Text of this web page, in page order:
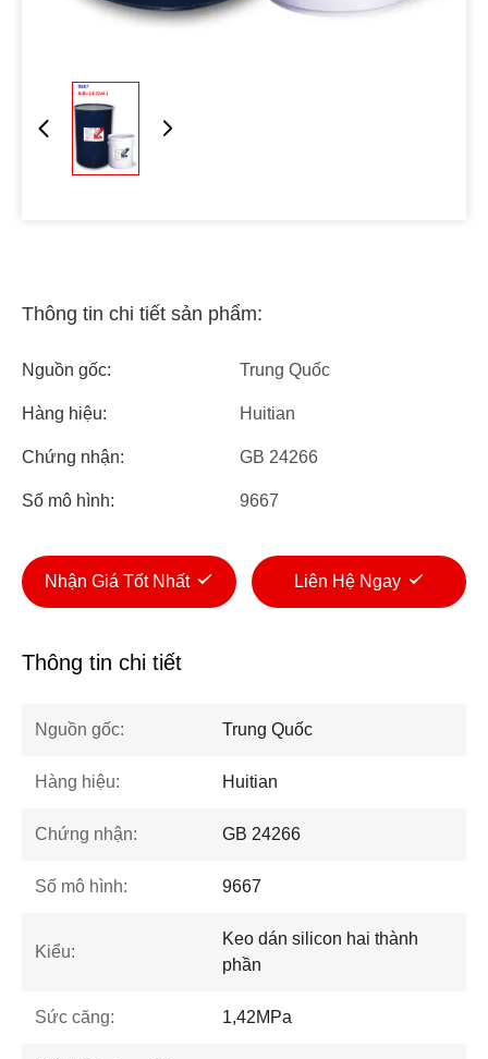
Thông tin chi tiết sản phẩm:
Nguồn gốc: Trung Quốc
Hàng hiệu: Huitian
Chứng nhận: GB 24266
Số mô hình: 9667
Nhận Giá Tốt Nhất Liên Hệ Ngay
Thông tin chi tiết
Nguồn gốc: Trung Quốc
Hàng hiệu: Huitian
Chứng nhận: GB 24266
Số mô hình: 9667
Kiểu:
Keo dán silicon hai thành
phần
Sức căng: 1,42MPa